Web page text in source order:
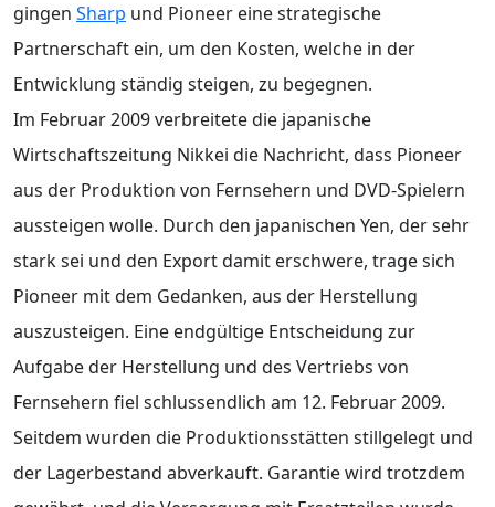
gingen Sharp und Pioneer eine strategische
Partnerschaft ein, um den Kosten, welche in der
Entwicklung ständig steigen, zu begegnen.
Im Februar 2009 verbreitete die japanische
Wirtschaftszeitung Nikkei die Nachricht, dass Pioneer
aus der Produktion von Fernsehern und DVD-Spielern
aussteigen wolle. Durch den japanischen Yen, der sehr
stark sei und den Export damit erschwere, trage sich
Pioneer mit dem Gedanken, aus der Herstellung
auszusteigen. Eine endgültige Entscheidung zur
Aufgabe der Herstellung und des Vertriebs von
Fernsehern fiel schlussendlich am 12. Februar 2009.
Seitdem wurden die Produktionsstätten stillgelegt und
der Lagerbestand abverkauft. Garantie wird trotzdem